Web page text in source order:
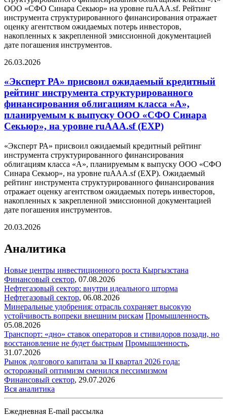
ООО «СФО Синара Секьюр» на уровне ruAAA.sf. Рейтинг
инструмента структурированного финансирования отражает
оценку агентством ожидаемых потерь инвесторов,
накопленных к закрепленной эмиссионной документацией
дате погашения инструментов.
26.03.2026
«Эксперт РА» присвоил ожидаемый кредитный
рейтинг инструмента структурированного
финансирования облигациям класса «А»,
планируемым к выпуску ООО «СФО Синара
Секьюр», на уровне ruAAA.sf (EXP)
«Эксперт РА» присвоил ожидаемый кредитный рейтинг
инструмента структурированного финансирования
облигациям класса «А», планируемым к выпуску ООО «СФО
Синара Секьюр», на уровне ruAAA.sf (EXP). Ожидаемый
рейтинг инструмента структурированного финансирования
отражает оценку агентством ожидаемых потерь инвесторов,
накопленных к закрепленной эмиссионной документацией
дате погашения инструментов.
20.03.2026
Аналитика
Новые центры инвестиционного роста Кыргызстана
Финансовый сектор, 07.08.2026
Нефтегазовый сектор: внутри идеального шторма
Нефтегазовый сектор, 06.08.2026
Минеральные удобрения: отрасль сохраняет высокую
устойчивость вопреки внешним рискам Промышленность,
05.08.2026
Транспорт: «дно» ставок операторов и стивидоров позади, но
восстановление не будет быстрым Промышленность,
31.07.2026
Рынок долгового капитала за II квартал 2026 года:
осторожный оптимизм сменился пессимизмом
Финансовый сектор, 29.07.2026
Вся аналитика
Ежедневная E-mail рассылка